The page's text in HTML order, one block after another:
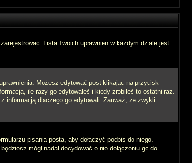
Lista Twoich uprawnień w każdym dziale jest
Możesz edytować post klikając na przycisk
ile razy go edytowałeś i kiedy zrobiłeś to ostatni raz.
informacją dlaczego go edytowali. Zauważ, że zwykli
pisania posta, aby dołączyć podpis do niego.
mógł nadal decydować o nie dołączeniu go do